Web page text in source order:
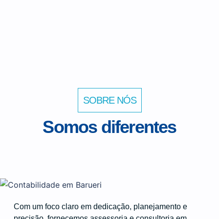
SOBRE NÓS
Somos diferentes
Com um foco claro em dedicação, planejamento e